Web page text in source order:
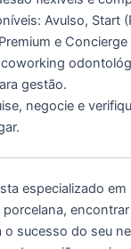
Avulso, Start
e
gestão.
negocie e
especializado
o sucesso do seu